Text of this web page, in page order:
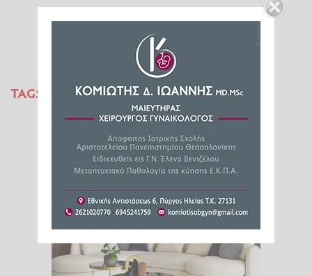
TAGS: ΕΚΠΟΙΖΩ
ΜΗΝΙΑΙΑ ΧΡΕΩΣΗ
ΚΑΤΑΘΕΤΙΚΟΙ ΛΟΓΑΡΙΑΣΜΟΙ